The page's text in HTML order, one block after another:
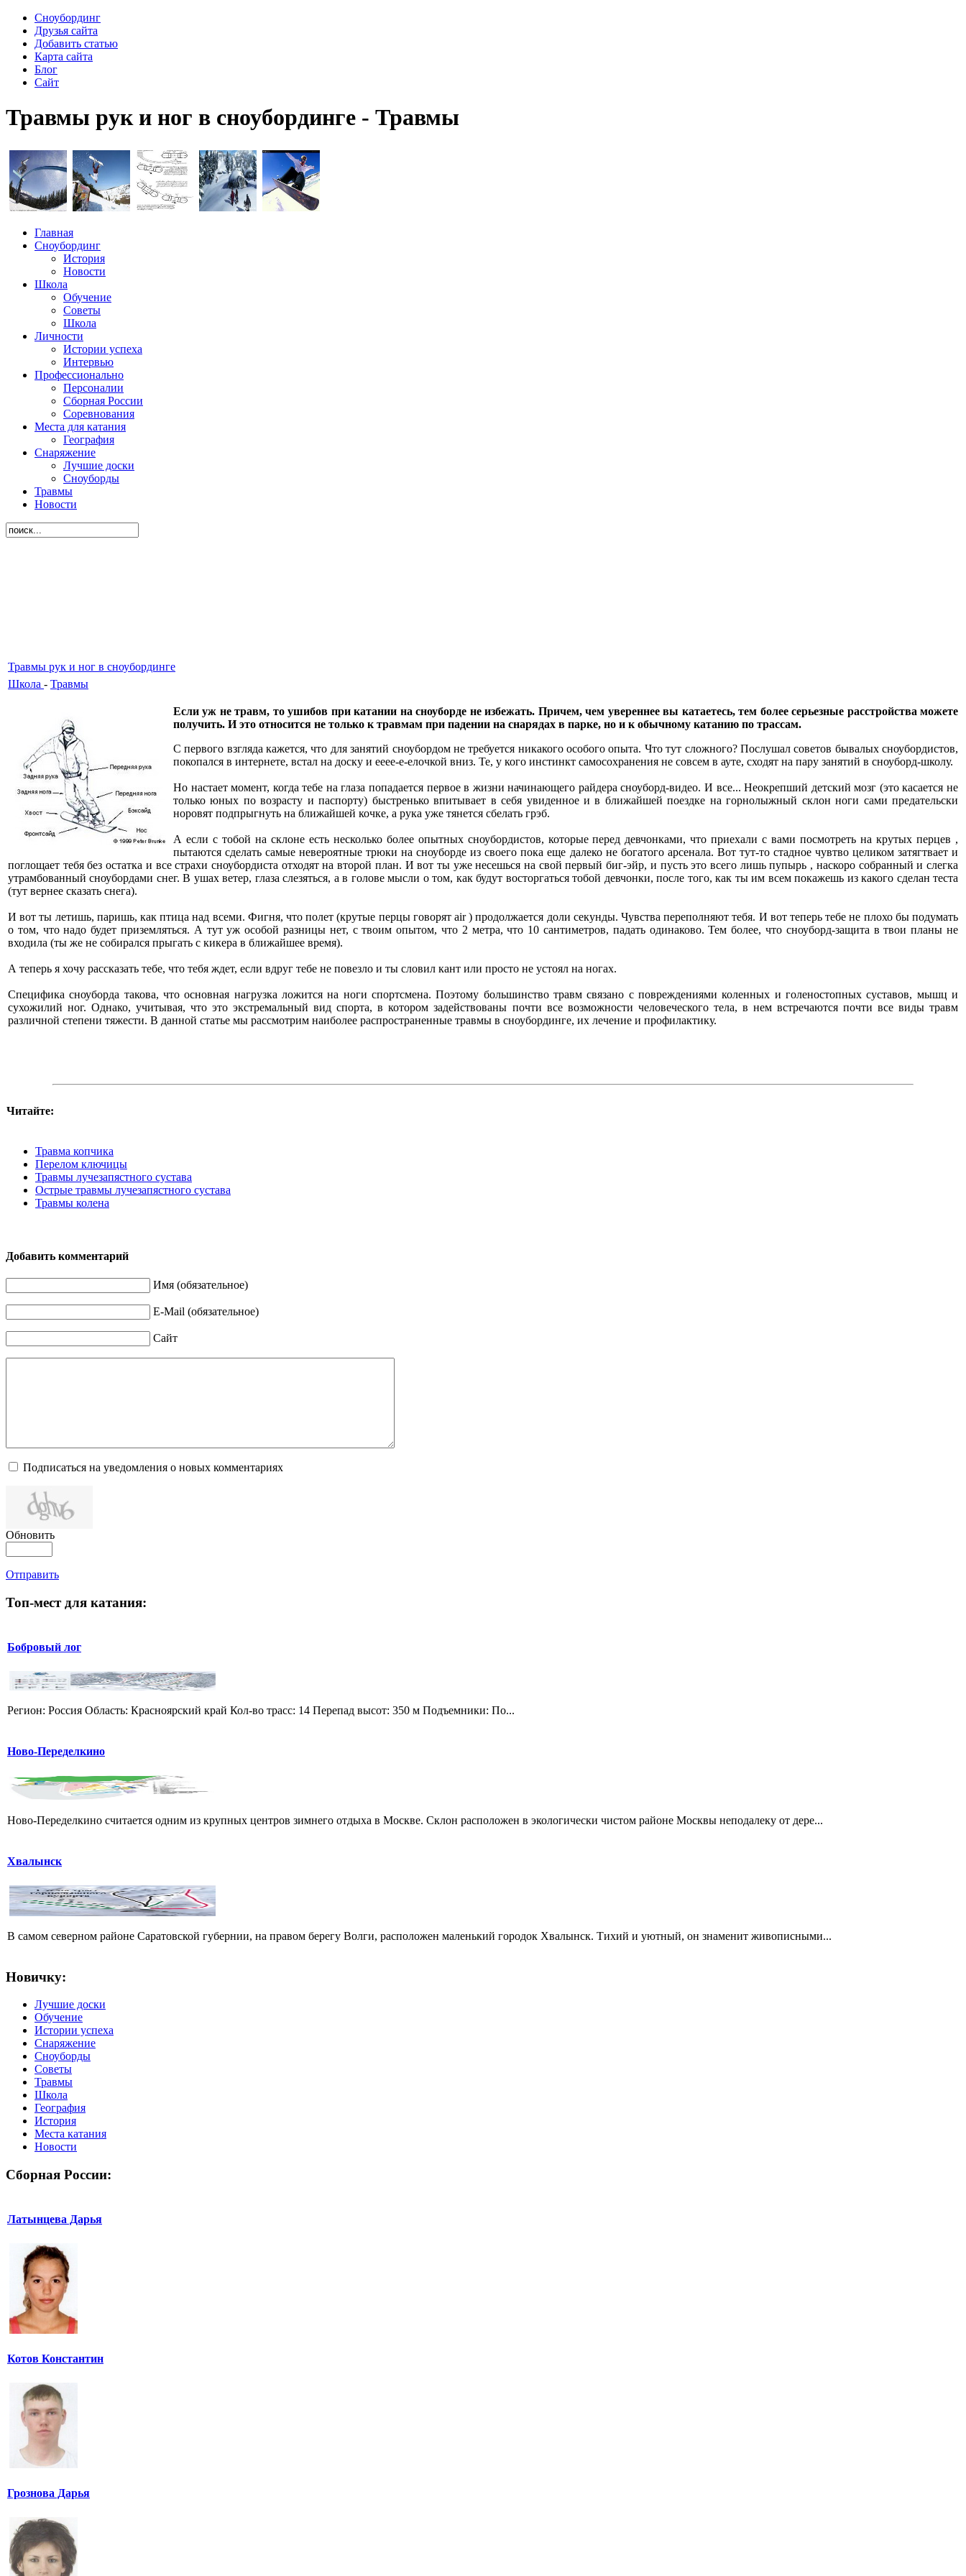
Сноубординг
Друзья сайта
Добавить статью
Карта сайта
Блог
Сайт
Травмы рук и ног в сноубординге - Травмы
Главная
Сноубординг
История
Новости
Школа
Обучение
Советы
Школа
Личности
Истории успеха
Интервью
Профессионально
Персоналии
Сборная России
Соревнования
Места для катания
География
Снаряжение
Лучшие доски
Сноуборды
Травмы
Новости
Травмы рук и ног в сноубординге
Школа - Травмы
Если уж не травм, то ушибов при катании на сноуборде не избежать. Причем, чем увереннее вы катаетесь, тем более серьезные расстройства можете
получить. И это относится не только к травмам при падении на снарядах в парке, но и к обычному катанию по трассам.
С первого взгляда кажется, что для занятий сноубордом не требуется никакого особого опыта. Что тут сложного? Послушал советов бывалых сноубордистов,
покопался в интернете, встал на доску и ееее-е-елочкой вниз. Те, у кого инстинкт самосохранения не совсем в ауте, сходят на пару занятий в сноуборд-школу.
Но настает момент, когда тебе на глаза попадается первое в жизни начинающего райдера сноуборд-видео. И все... Неокрепший детский мозг (это касается не
только юных по возрасту и паспорту) быстренько впитывает в себя увиденное и в ближайшей поездке на горнолыжный склон ноги сами предательски
норовят подпрыгнуть на ближайшей кочке, а рука уже тянется сбелать грэб.
А если с тобой на склоне есть несколько более опытных сноубордистов, которые перед девчонками, что приехали с вами посмотреть на крутых перцев ,
пытаются сделать самые невероятные трюки на сноуборде из своего пока еще далеко не богатого арсенала. Вот тут-то стадное чувтво целиком затягтвает и
поглощает тебя без остатка и все страхи сноубордиста отходят на второй план. И вот ты уже несешься на свой первый биг-эйр, и пусть это всего лишь пупырь , наскоро собранный и слегка
утрамбованный сноубордами снег. В ушах ветер, глаза слезяться, а в голове мысли о том, как будут восторгаться тобой девчонки, после того, как ты им всем покажешь из какого сделан теста
(тут вернее сказать снега).
И вот ты летишь, паришь, как птица над всеми. Фигня, что полет (крутые перцы говорят air ) продолжается доли секунды. Чувства переполняют тебя. И вот теперь тебе не плохо бы подумать
о том, что надо будет приземляться. А тут уж особой разницы нет, с твоим опытом, что 2 метра, что 10 сантиметров, падать одинаково. Тем более, что сноуборд-защита в твои планы не
входила (ты же не собирался прыгать с кикера в ближайшее время).
А теперь я хочу рассказать тебе, что тебя ждет, если вдруг тебе не повезло и ты словил кант или просто не устоял на ногах.
Специфика сноуборда такова, что основная нагрузка ложится на ноги спортсмена. Поэтому большинство травм связано с повреждениями коленных и голеностопных суставов, мышц и
сухожилий ног. Однако, учитывая, что это экстремальный вид спорта, в котором задействованы почти все возможности человеческого тела, в нем встречаются почти все виды травм
различной степени тяжести. В данной статье мы рассмотрим наиболее распространенные травмы в сноубординге, их лечение и профилактику.
Читайте:
Травма копчика
Перелом ключицы
Травмы лучезапястного сустава
Острые травмы лучезапястного сустава
Травмы колена
Добавить комментарий
Имя (обязательное)
E-Mail (обязательное)
Сайт
Подписаться на уведомления о новых комментариях
Обновить
Отправить
Топ-мест для катания:
Бобровый лог
Регион: Россия Область: Красноярский край Кол-во трасс: 14 Перепад высот: 350 м Подъемники: По...
Ново-Переделкино
Ново-Переделкино считается одним из крупных центров зимнего отдыха в Москве. Склон расположен в экологически чистом районе Москвы неподалеку от дере...
Хвалынск
В самом северном районе Саратовской губернии, на правом берегу Волги, расположен маленький городок Хвалынск. Тихий и уютный, он знаменит живописными...
Новичку:
Лучшие доски
Обучение
Истории успеха
Снаряжение
Сноуборды
Советы
Травмы
Школа
География
История
Места катания
Новости
Сборная России:
Латынцева Дарья
Котов Константин
Грознова Дарья